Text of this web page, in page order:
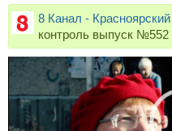
8 Канал -
контроль выпуск №552